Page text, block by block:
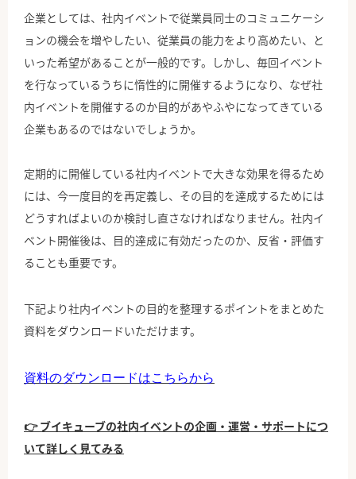
企業としては、社内イベントで従業員同士のコミュニケーシ
ョンの機会を増やしたい、従業員の能力をより高めたい、と
いった希望があることが一般的です。しかし、毎回イベント
を行なっているうちに惰性的に開催するようになり、なぜ社
内イベントを開催するのか目的があやふやになってきている
企業もあるのではないでしょうか。
定期的に開催している社内イベントで大きな効果を得るため
には、今一度目的を再定義し、その目的を達成するためには
どうすればよいのか検討し直さなければなりません。社内イ
ベント開催後は、目的達成に有効だったのか、反省・評価す
ることも重要です。
下記より社内イベントの目的を整理するポイントをまとめた
資料をダウンロードいただけます。
資料のダウンロードはこちらから
👉 ブイキューブの社内イベントの企画・運営・サポートにつ
いて詳しく見てみる